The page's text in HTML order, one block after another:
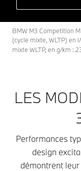
BMW M3 Competition
(cycle mixte, WLTP) en
mixte WLTP, en g/km :
LES
Performances
design
démontrent